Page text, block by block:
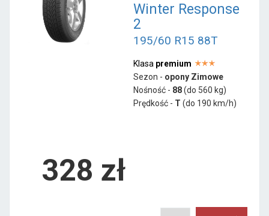
Winter Response
2
195/60 R15 88T
Klasa premium
Sezon - opony Zimowe
Nośność - 88(do 560 kg)
Prędkość - T (do 190 km/h)
328 zł